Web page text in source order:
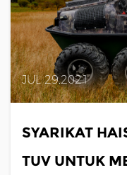
JUL 29,2021
SYARIKAT
TUV UNTUK